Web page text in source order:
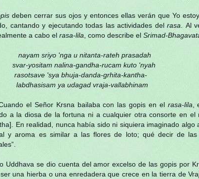
deben cerrar sus ojos y entonces ellas verán que Yo
cantando y ejecutando todas las actividades delrasa . Al
a cabo el rasa-lila , como describe el Srimad-
sriyo 'nga u nitanta-rateh prasadah
yositam nalina-gandha-rucam kuto 'nyah
'sya bhuja-danda-grhita-kantha-
ya udagad vraja-vallabhinam
el Señor Krsna bailaba con las gopis en el rasa-lila
a la diosa de la fortuna ni a cualquier otra consorte en el
En realidad, nunca había sido ni siquiera imaginado
y aroma es similar a las flores de loto; qué decir de
Uddhava se dio cuenta del amor excelso de las gopis por
una hierba o una enredadera que crece en la tierra de